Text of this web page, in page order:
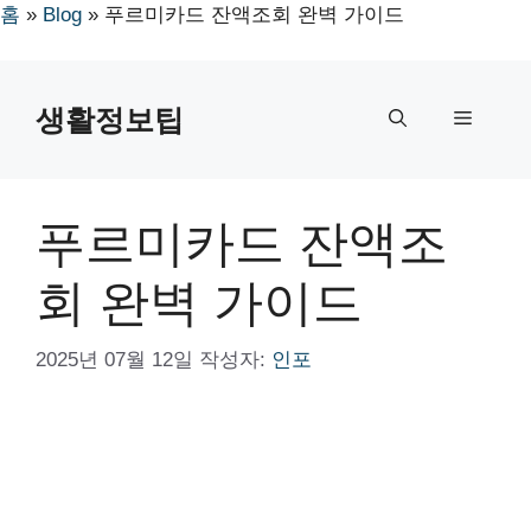
홈 » Blog » 푸르미카드 잔액조회 완벽 가이드
생활정보팁 메
푸르미카드 잔액조
회 완벽 가이드
2025년 07월 12일 작성자: 인포